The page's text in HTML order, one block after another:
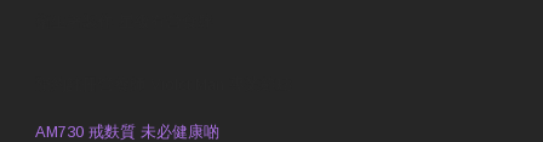
AM730 戒麩質 未必健康啲